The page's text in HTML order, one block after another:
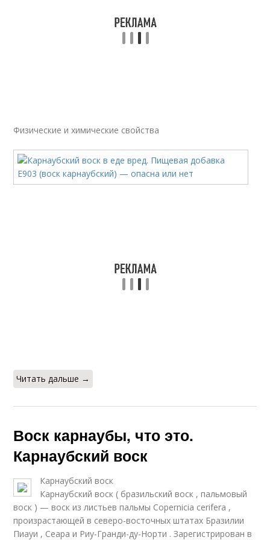
Физические и химические свойства
Читать дальше →
Воск карнаубы, что это.
Карнаубский воск
Карнаубский воск
Карнаубский воск ( бразильский воск , пальмовый
воск ) — воск из листьев пальмы Copernicia cerifera ,
произрастающей в северо-восточных штатах Бразилии
Пиауи , Сеара и Риу-Гранди-ду-Норти . Зарегистрирован в